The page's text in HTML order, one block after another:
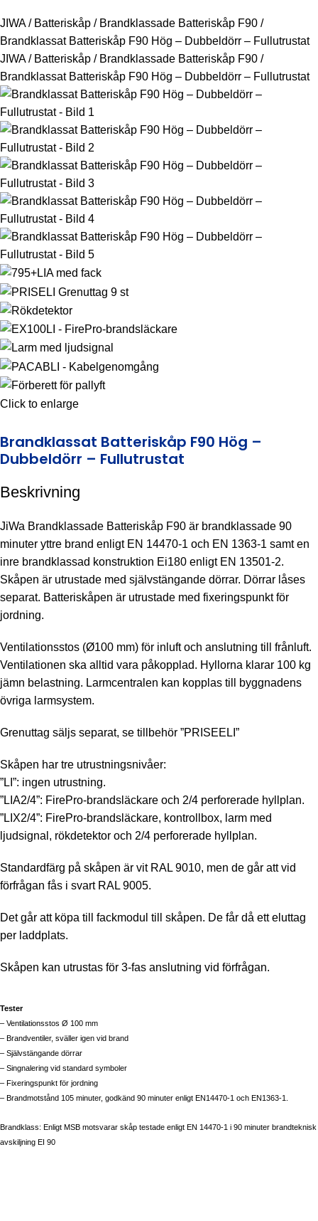
JIWA/ Batteriskåp / Brandklassade Batteriskåp F90 /
Brandklassat Batteriskåp F90 Hög – Dubbeldörr – Fullutrustat
JIWA/ Batteriskåp / Brandklassade Batteriskåp F90 /
Brandklassat Batteriskåp F90 Hög – Dubbeldörr – Fullutrustat
Click to enlarge
Brandklassat Batteriskåp F90 Hög –
Dubbeldörr – Fullutrustat
Beskrivning
JiWa Brandklassade Batteriskåp F90 är brandklassade 90
minuter yttre brand enligt EN 14470-1 och EN 1363-1 samt en
inre brandklassad konstruktion Ei180 enligt EN 13501-2.
Skåpen är utrustade med självstängande dörrar. Dörrar låses
separat. Batteriskåpen är utrustade med fixeringspunkt för
jordning.
Ventilationsstos (Ø100 mm) för inluft och anslutning till frånluft.
Ventilationen ska alltid vara påkopplad. Hyllorna klarar 100 kg
jämn belastning. Larmcentralen kan kopplas till byggnadens
övriga larmsystem.
Grenuttag säljs separat, se tillbehör ”PRISEELI”
Skåpen har tre utrustningsnivåer:
”LI”: ingen utrustning.
”LIA2/4”: FirePro-brandsläckare och 2/4 perforerade hyllplan.
”LIX2/4”: FirePro-brandsläckare, kontrollbox, larm med
ljudsignal, rökdetektor och 2/4 perforerade hyllplan.
Standardfärg på skåpen är vit RAL 9010, men de går att vid
förfrågan fås i svart RAL 9005.
Det går att köpa till fackmodul till skåpen. De får då ett eluttag
per laddplats.
Skåpen kan utrustas för 3-fas anslutning vid förfrågan.
Tester
– Ventilationsstos Ø 100 mm
– Brandventiler, sväller igen vid brand
– Självstängande dörrar
– Singnalering vid standard symboler
– Fixeringspunkt för jordning
– Brandmotstånd 105 minuter, godkänd 90 minuter enligt EN14470-1 och EN1363-1.
Brandklass: Enligt MSB motsvarar skåp testade enligt EN 14470-1 i 90 minuter brandteknisk
avskiljning EI 90